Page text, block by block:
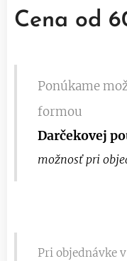
Cena od
Ponúkame
formou
Darčekovej
možnosť pri
Pri objednávke